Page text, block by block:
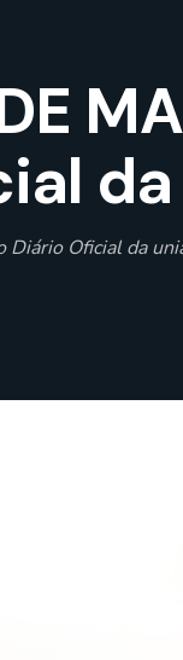
Diário Oficial da